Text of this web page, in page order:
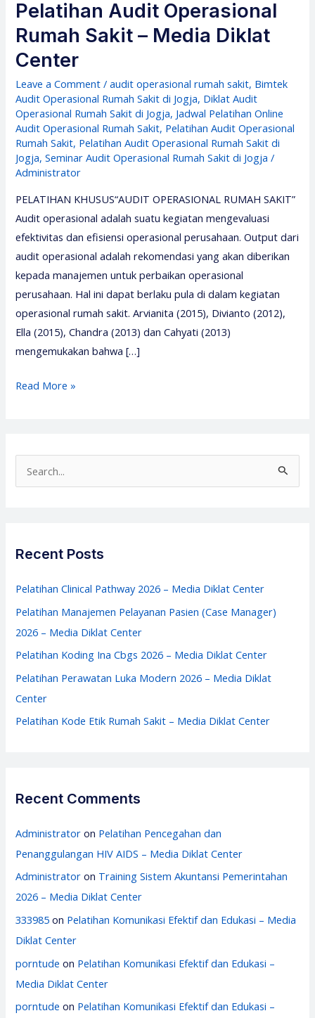
Pelatihan Audit Operasional
Rumah Sakit – Media Diklat
Center
Leave a Comment /audit operasional rumah sakit, Bimtek
Audit Operasional Rumah Sakit di Jogja, Diklat Audit
Operasional Rumah Sakit di Jogja, Jadwal Pelatihan Online
Audit Operasional Rumah Sakit, Pelatihan Audit Operasional
Rumah Sakit, Pelatihan Audit Operasional Rumah Sakit di
Jogja,Seminar Audit Operasional Rumah Sakit di Jogja /
Administrator
PELATIHAN KHUSUS“AUDIT OPERASIONAL RUMAH SAKIT”
Audit operasional adalah suatu kegiatan mengevaluasi
efektivitas dan efisiensi operasional perusahaan. Output dari
audit operasional adalah rekomendasi yang akan diberikan
kepada manajemen untuk perbaikan operasional
perusahaan. Hal ini dapat berlaku pula di dalam kegiatan
operasional rumah sakit. Arvianita (2015), Divianto (2012),
Ella (2015), Chandra (2013) dan Cahyati (2013)
mengemukakan bahwa […]
Pelatihan
Read More »
e
f
o
r
Recent Posts
Pelatihan Clinical Pathway 2026 – Media Diklat Center
Pelatihan Manajemen Pelayanan Pasien (Case Manager)
2026 – Media Diklat Center
Pelatihan Koding Ina Cbgs 2026 – Media Diklat Center
Pelatihan Perawatan Luka Modern 2026 – Media Diklat
Center
Pelatihan Kode Etik Rumah Sakit – Media Diklat Center
Recent Comments
Administrator on Pelatihan Pencegahan dan
Penanggulangan HIV AIDS – Media Diklat Center
Administrator on Training Sistem Akuntansi Pemerintahan
2026 – Media Diklat Center
333985 on Pelatihan Komunikasi Efektif dan Edukasi – Media
Diklat Center
porntude on Pelatihan Komunikasi Efektif dan Edukasi –
Media Diklat Center
porntude on Pelatihan Komunikasi Efektif dan Edukasi –